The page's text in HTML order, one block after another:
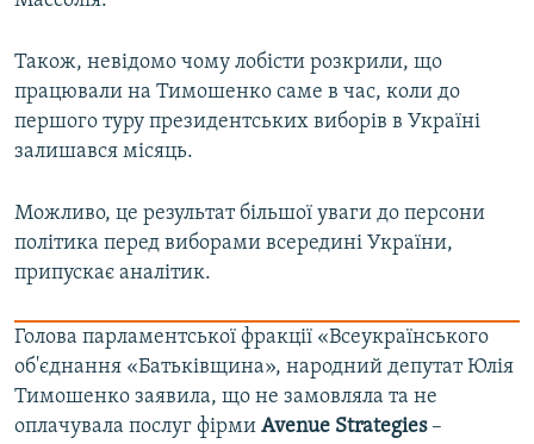
Також, невідомо чому лобісти розкрили, що
працювали на Тимошенко саме в час, коли до
першого туру президентських виборів в Україні
залишався місяць.
Можливо, це результат більшої уваги до персони
політика перед виборами всередині України,
припускає аналітик.​
Голова парламентської фракції «Всеукраїнського
об'єднання «Батьківщина», народний депутат Юлія
Тимошенко заявила, що не замовляла та не
оплачувала послуг фірми Avenue Strategies–